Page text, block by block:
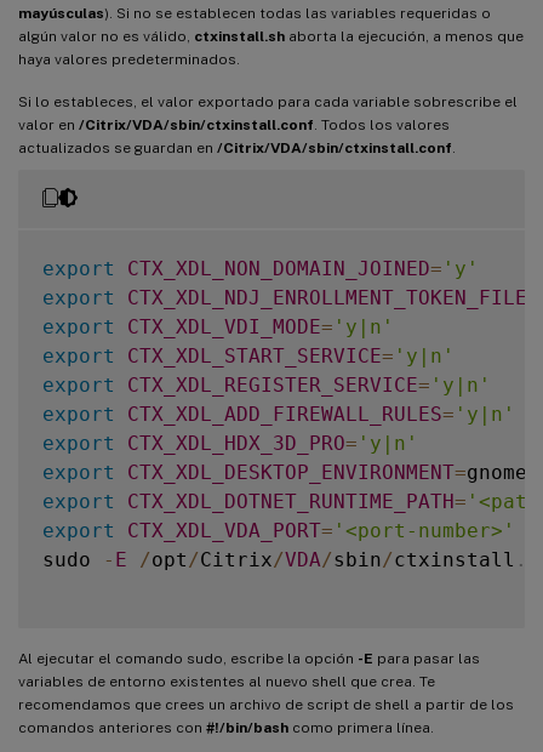
mayúsculas). Si no se establecen todas las variables requeridas o
algún valor no es válido, ctxinstall.sh aborta la ejecución, a menos que
haya valores predeterminados.
Si lo estableces, el valor exportado para cada variable sobrescribe el
valor en /Citrix/VDA/sbin/ctxinstall.conf . Todos los valores
actualizados se guardan en /Citrix/VDA/sbin/ctxinstall.conf
export CTX_XDL_NON_DOMAIN_JOINED= 'y'
export
CTX_XDL_NDJ_ENROLLMENT_TOKEN_FILE
export
CTX_XDL_VDI_MODE= 'y|n'
export
CTX_XDL_START_SERVICE= 'y|n'
export
CTX_XDL_REGISTER_SERVICE= 'y|n'
export
CTX_XDL_ADD_FIREWALL_RULES= 'y|n'
export
CTX_XDL_HDX_3D_PRO= 'y|n'
export
CTX_XDL_DESKTOP_ENVIRONMENT=gnome
export
CTX_XDL_DOTNET_RUNTIME_PATH=
export
CTX_XDL_VDA_PORT= '<port-number>'
sudo
- E /opt /Citrix/VDA/sbin/ctxinstall .
Al ejecutar el comando sudo, escribe la opción -E para pasar las
variables de entorno existentes al nuevo shell que crea. Te
recomendamos que crees un archivo de script de shell a partir de los
comandos anteriores con #!/bin/bash como primera línea.